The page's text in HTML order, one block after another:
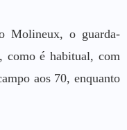
Molineux, o guarda-
como é habitual, com
aos 70, enquanto